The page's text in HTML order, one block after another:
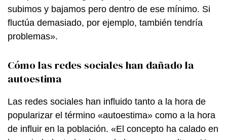
subimos y bajamos pero dentro de ese mínimo. Si
fluctúa demasiado, por ejemplo, también tendría
problemas».
Cómo las redes sociales han dañado la
autoestima
Las redes sociales han influido tanto a la hora de
popularizar el término «autoestima» como a la hora
de influir en la población. «El concepto ha calado en